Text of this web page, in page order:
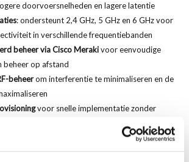
doorvoersnelheden en lagere latentie
: ondersteunt 2,4 GHz, 5 GHz en 6 GHz voor
in verschillende frequentiebanden
beheer via Cisco Merakivoor eenvoudige
beheer op afstand
beheerom interferentie te minimaliseren en de
voor snelle implementatie zonder
, waaronder WPA3